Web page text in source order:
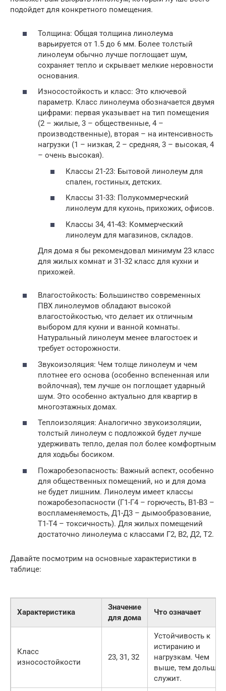
подойдет для конкретного помещения.
Толщина: Общая толщина линолеума
варьируется от 1.5 до 6 мм. Более толстый
линолеум обычно лучше поглощает шум,
сохраняет тепло и скрывает мелкие неровности
основания.
Износостойкость и класс: Это ключевой
параметр. Класс линолеума обозначается двумя
цифрами: первая указывает на тип помещения
(2 – жилые, 3 – общественные, 4 –
производственные), вторая – на интенсивность
нагрузки (1 – низкая, 2 – средняя, 3 – высокая, 4
– очень высокая).
Классы 21-23: Бытовой линолеум для
спален, гостиных, детских.
Классы 31-33: Полукоммерческий
линолеум для кухонь, прихожих, офисов.
Классы 34, 41-43: Коммерческий
линолеум для магазинов, складов.
Для дома я бы рекомендовал минимум 23 класс
для жилых комнат и 31-32 класс для кухни и
прихожей.
Влагостойкость: Большинство современных
ПВХ линолеумов обладают высокой
влагостойкостью, что делает их отличным
выбором для кухни и ванной комнаты.
Натуральный линолеум менее влагостоек и
требует осторожности.
Звукоизоляция: Чем толще линолеум и чем
плотнее его основа (особенно вспененная или
войлочная), тем лучше он поглощает ударный
шум. Это особенно актуально для квартир в
многоэтажных домах.
Теплоизоляция: Аналогично звукоизоляции,
толстый линолеум с подложкой будет лучше
удерживать тепло, делая пол более комфортным
для ходьбы босиком.
Пожаробезопасность: Важный аспект, особенно
для общественных помещений, но и для дома
не будет лишним. Линолеум имеет классы
пожаробезопасности (Г1-Г4 – горючесть, В1-В3 –
воспламеняемость, Д1-Д3 – дымообразование,
Т1-Т4 – токсичность). Для жилых помещений
достаточно линолеума с классами Г2, В2, Д2, Т2.
Давайте посмотрим на основные характеристики в
таблице:
Характеристика
Значение
для дома
Что означает
Класс
износостойкости
23, 31, 32
Устойчивость к
истиранию и
нагрузкам. Чем
выше, тем дольше
служит.